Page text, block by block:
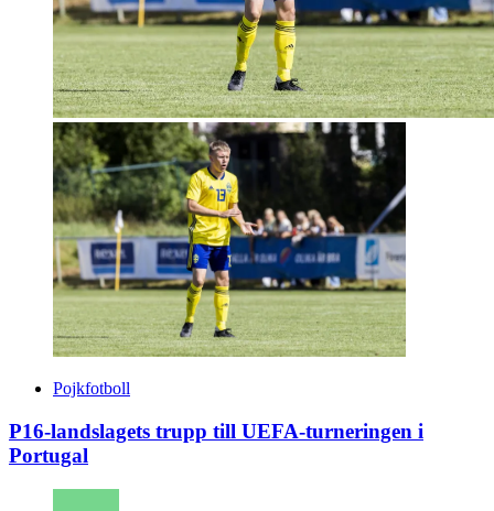
Pojkfotboll
P16-landslagets trupp till UEFA-turneringen i
Portugal